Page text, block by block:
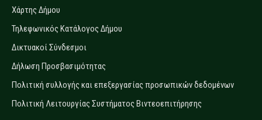
Χάρτης Δήμου
Τηλεφωνικός Κατάλογος Δήμου
Δικτυακοί Σύνδεσμοι
Δήλωση Προσβασιμότητας
Πολιτική συλλογής και επεξεργασίας προσωπικών δεδομένων
Πολιτική Λειτουργίας Συστήματος Βιντεοεπιτήρησης